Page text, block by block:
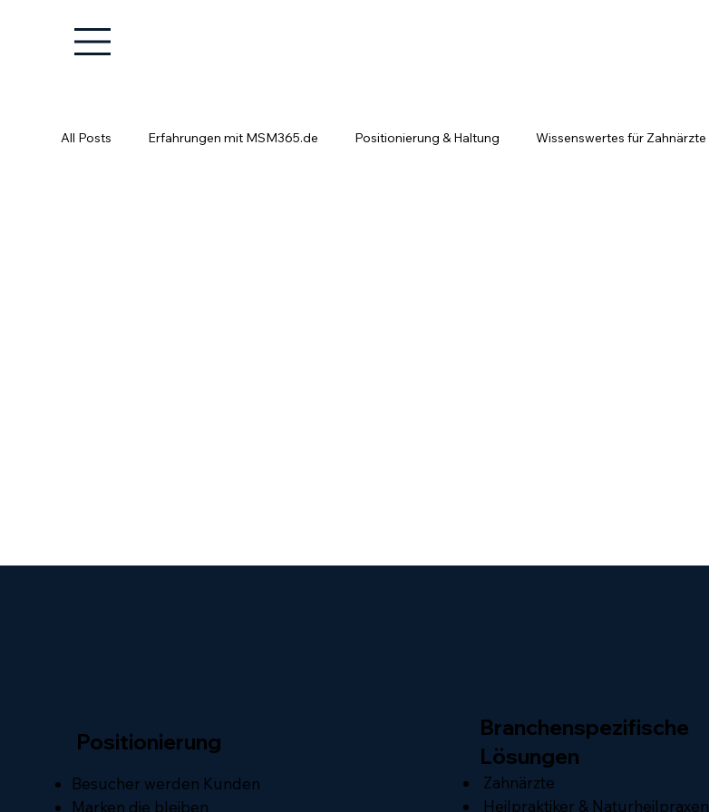
All Posts Erfahrungen mit MSM365.de Positionierung & Haltung Wissenswertes für Zahnärzte
Positionierung
Branchenspezifische
Lösungen
Besucher werden Kunden
Marken die bleiben
Zahnärzte
Heilpraktiker & Naturheilpraxen